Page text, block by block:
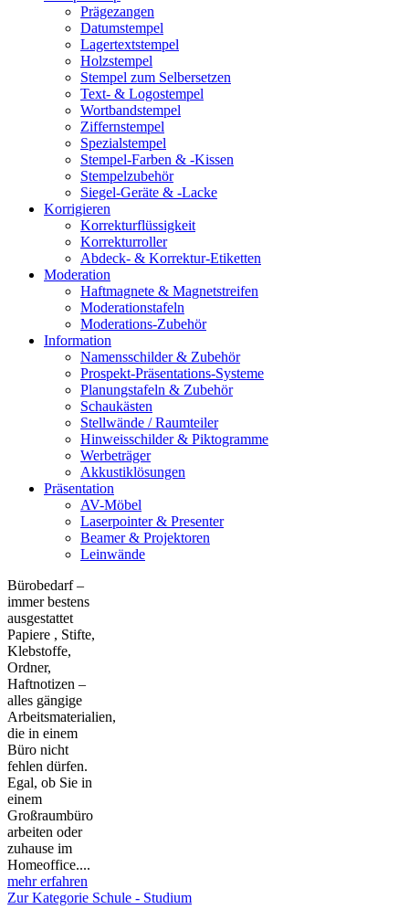
Prägezangen
Datumstempel
Lagertextstempel
Holzstempel
Stempel zum Selbersetzen
Text- & Logostempel
Wortbandstempel
Ziffernstempel
Spezialstempel
Stempel-Farben & -Kissen
Stempelzubehör
Siegel-Geräte & -Lacke
Korrigieren
Korrekturflüssigkeit
Korrekturroller
Abdeck- & Korrektur-Etiketten
Moderation
Haftmagnete & Magnetstreifen
Moderationstafeln
Moderations-Zubehör
Information
Namensschilder & Zubehör
Prospekt-Präsentations-Systeme
Planungstafeln & Zubehör
Schaukästen
Stellwände / Raumteiler
Hinweisschilder & Piktogramme
Werbeträger
Akkustiklösungen
Präsentation
AV-Möbel
Laserpointer & Presenter
Beamer & Projektoren
Leinwände
Bürobedarf –
immer bestens
ausgestattet
Papiere , Stifte,
Klebstoffe,
Ordner,
Haftnotizen –
alles gängige
Arbeitsmaterialien,
die in einem
Büro nicht
fehlen dürfen.
Egal, ob Sie in
einem
Großraumbüro
arbeiten oder
zuhause im
Homeoffice....
mehr erfahren
Zur Kategorie Schule - Studium